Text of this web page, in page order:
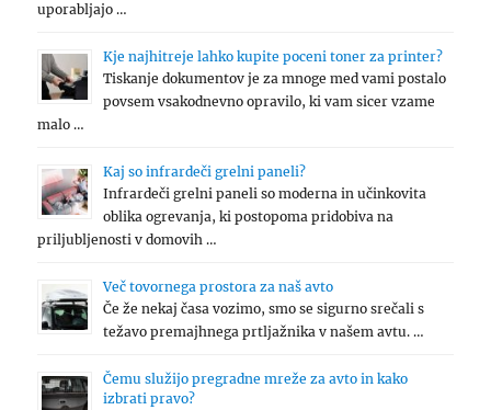
uporabljajo …
Kje najhitreje lahko kupite poceni toner za printer?
Tiskanje dokumentov je za mnoge med vami postalo
povsem vsakodnevno opravilo, ki vam sicer vzame
malo …
Kaj so infrardeči grelni paneli?
Infrardeči grelni paneli so moderna in učinkovita
oblika ogrevanja, ki postopoma pridobiva na
priljubljenosti v domovih …
Več tovornega prostora za naš avto
Če že nekaj časa vozimo, smo se sigurno srečali s
težavo premajhnega prtljažnika v našem avtu. …
Čemu služijo pregradne mreže za avto in kako
izbrati pravo?